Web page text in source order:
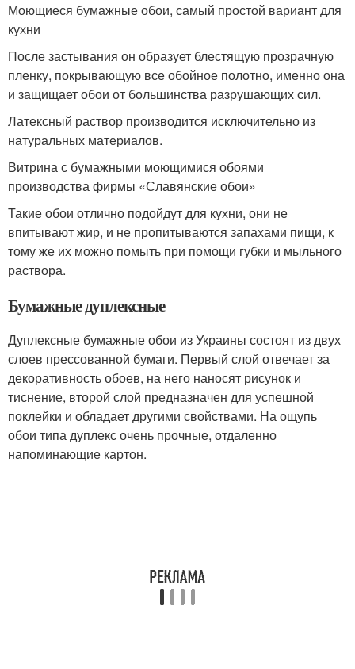
Моющиеся бумажные обои, самый простой вариант для
кухни
После застывания он образует блестящую прозрачную
пленку, покрывающую все обойное полотно, именно она
и защищает обои от большинства разрушающих сил.
Латексный раствор производится исключительно из
натуральных материалов.
Витрина с бумажными моющимися обоями
производства фирмы «Славянские обои»
Такие обои отлично подойдут для кухни, они не
впитывают жир, и не пропитываются запахами пищи, к
тому же их можно помыть при помощи губки и мыльного
раствора.
Бумажные дуплексные
Дуплексные бумажные обои из Украины состоят из двух
слоев прессованной бумаги. Первый слой отвечает за
декоративность обоев, на него наносят рисунок и
тиснение, второй слой предназначен для успешной
поклейки и обладает другими свойствами. На ощупь
обои типа дуплекс очень прочные, отдаленно
напоминающие картон.